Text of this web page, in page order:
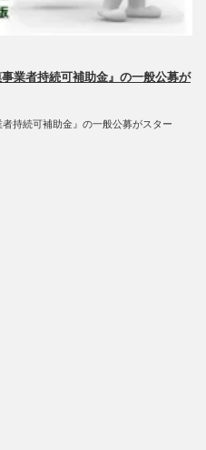
業者持続可補助金』の一般公募が
持続可補助金』の一般公募がスター